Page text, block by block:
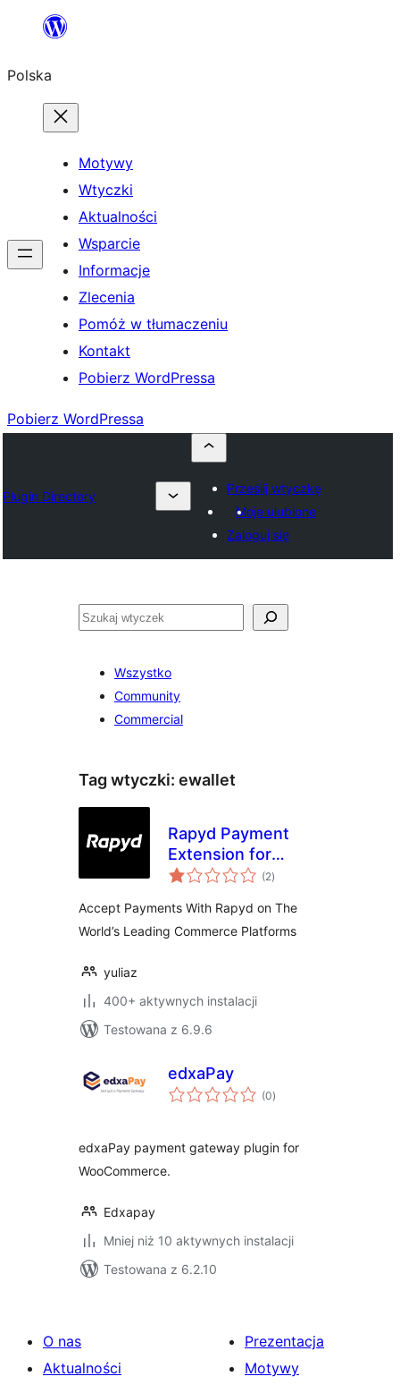
Przejdź
treści
Polska
Motywy
Wtyczki
Aktualności
Wsparcie
Informacje
Zlecenia
Pomóż w tłumaczeniu
Kontakt
Pobierz WordPressa
Pobierz WordPressa
Plugin Directory
Prześlij wtyczkę
Moje ulubione
Zaloguj się
Szukaj
Wszystko
Community
Commercial
Tag wtyczki: ewallet
Rapyd Payment
Extension for
WooCommerce
(2wszystkich
ocen
)
Accept Payments With Rapyd on The
World’s Leading Commerce Platforms
yuliaz
400+ aktywnych instalacji
Testowana z 6.9.6
edxaPay
(0wszystkich
ocen
)
edxaPay payment gateway plugin for
WooCommerce.
Edxapay
Mniej niż 10 aktywnych instalacji
Testowana z 6.2.10
O nas
Aktualności
Prezentacja
Motywy